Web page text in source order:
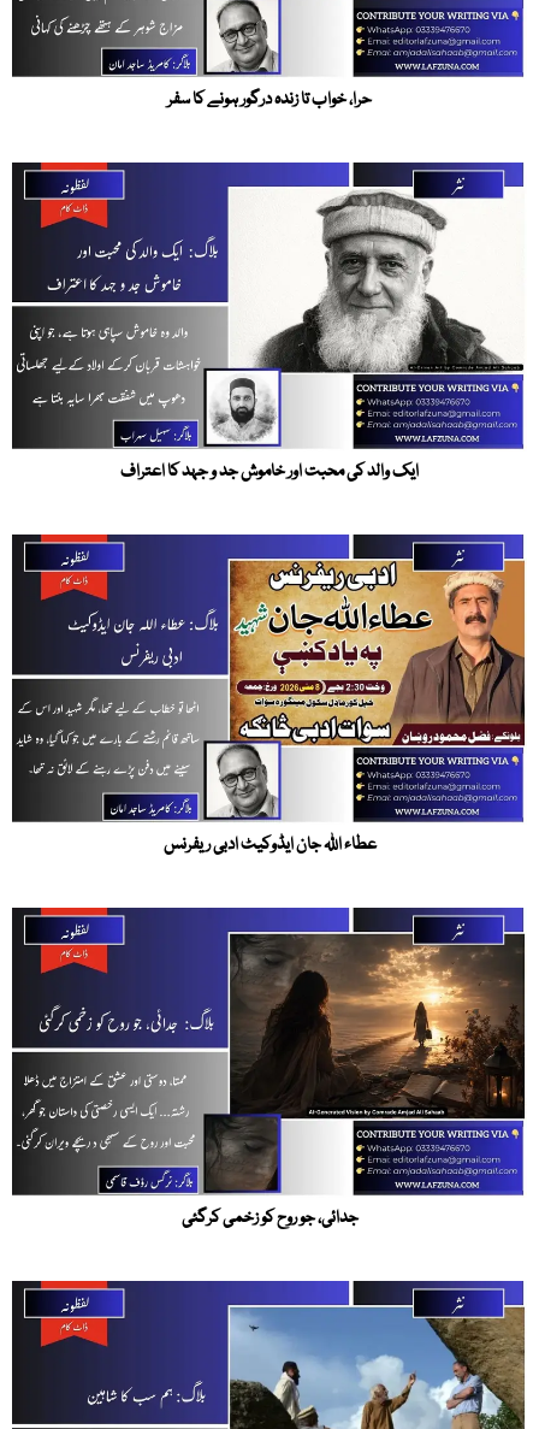
حرا، خواب تا زندہ درگور ہونے کا سفر
ایک والد کی محبت اور خاموش جد و جہد کا اعتراف
عطاء اللہ جان ایڈوکیٹ ادبی ریفرنس
جدائی، جو روح کو زخمی کرگئی